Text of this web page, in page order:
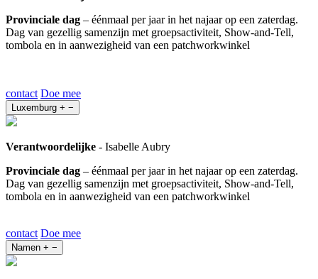
Provinciale dag – éénmaal per jaar in het najaar op een zaterdag.
Dag van gezellig samenzijn met groepsactiviteit, Show-and-Tell,
tombola en in aanwezigheid van een patchworkwinkel
contact Doe mee
Luxemburg + −
Verantwoordelijke - Isabelle Aubry
Provinciale dag – éénmaal per jaar in het najaar op een zaterdag.
Dag van gezellig samenzijn met groepsactiviteit, Show-and-Tell,
tombola en in aanwezigheid van een patchworkwinkel
contact Doe mee
Namen + −